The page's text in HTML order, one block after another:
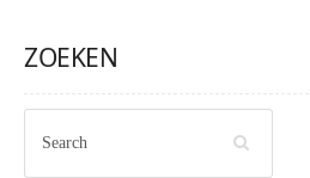
ZOEKEN